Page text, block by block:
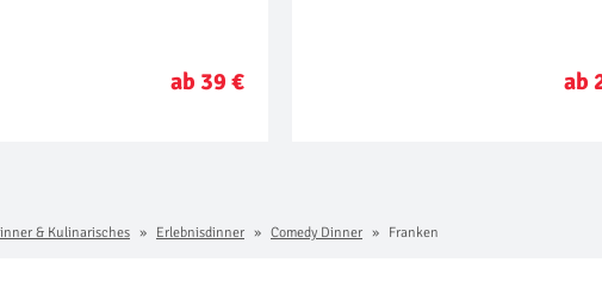
ab 39 € ab
& Kulinarisches Erlebnisdinner Comedy Dinner Franken